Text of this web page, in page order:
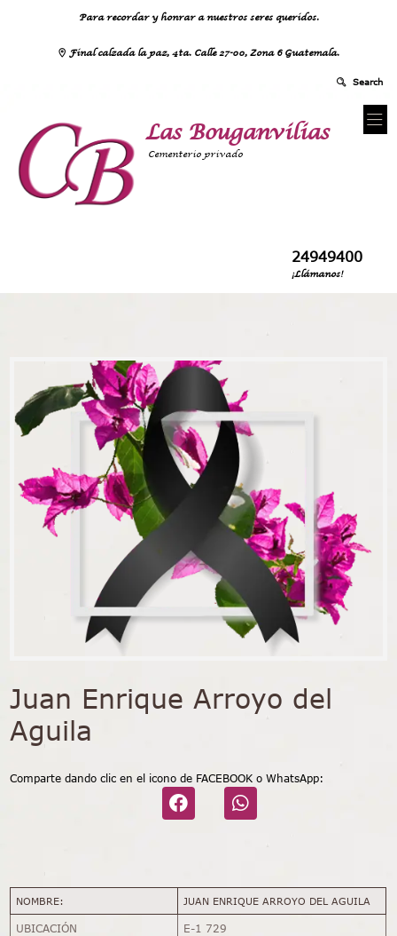
Para recordar y honrar a nuestros seres queridos.
Final calzada la paz, 4ta. Calle 27-00, Zona 6 Guatemala.
Las Bouganvilias
Cementerio privado
24949400
¡Llámanos!
Juan Enrique Arroyo del
Aguila
Comparte dando clic en el icono de FACEBOOK o WhatsApp:
NOMBRE: JUAN ENRIQUE ARROYO DEL AGUILA
UBICACIÓN E-1 729